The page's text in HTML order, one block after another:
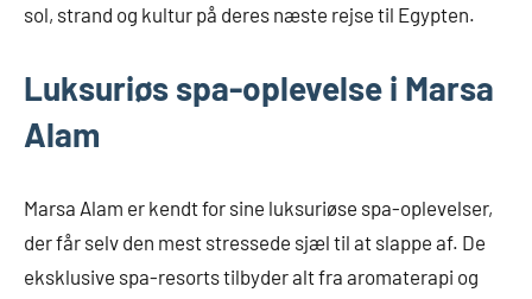
sol, strand og kultur på deres næste rejse til Egypten.
Luksuriøs spa-oplevelse i Marsa
Alam
Marsa Alam er kendt for sine luksuriøse spa-oplevelser,
der får selv den mest stressede sjæl til at slappe af. De
eksklusive spa-resorts tilbyder alt fra aromaterapi og